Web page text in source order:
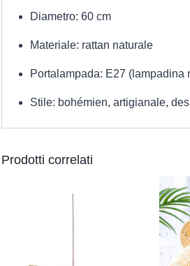
Diametro: 60 cm
Materiale: rattan naturale
Portalampada: E27 (lampadina
Stile: bohémien, artigianale,
Prodotti correlati